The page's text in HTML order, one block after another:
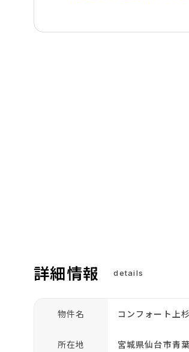
詳細情報 details
物件名 コンフォート上杉
所在地 宮城県仙台市青